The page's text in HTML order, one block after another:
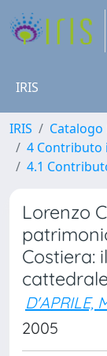
IRIS
IRIS
Catalogo
4 Contributo
4.1
Lorenzo
Costiera:
D'APRILE,
2005